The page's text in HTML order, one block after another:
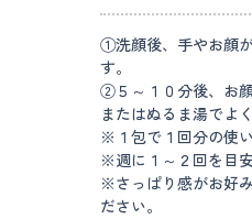
①洗顔後、手やお顔
す。
②５～１０分後、お
またはぬるま湯でよ
※１包で１回分の使
※週に１～２回を目
※さっぱり感がお好
ださい。